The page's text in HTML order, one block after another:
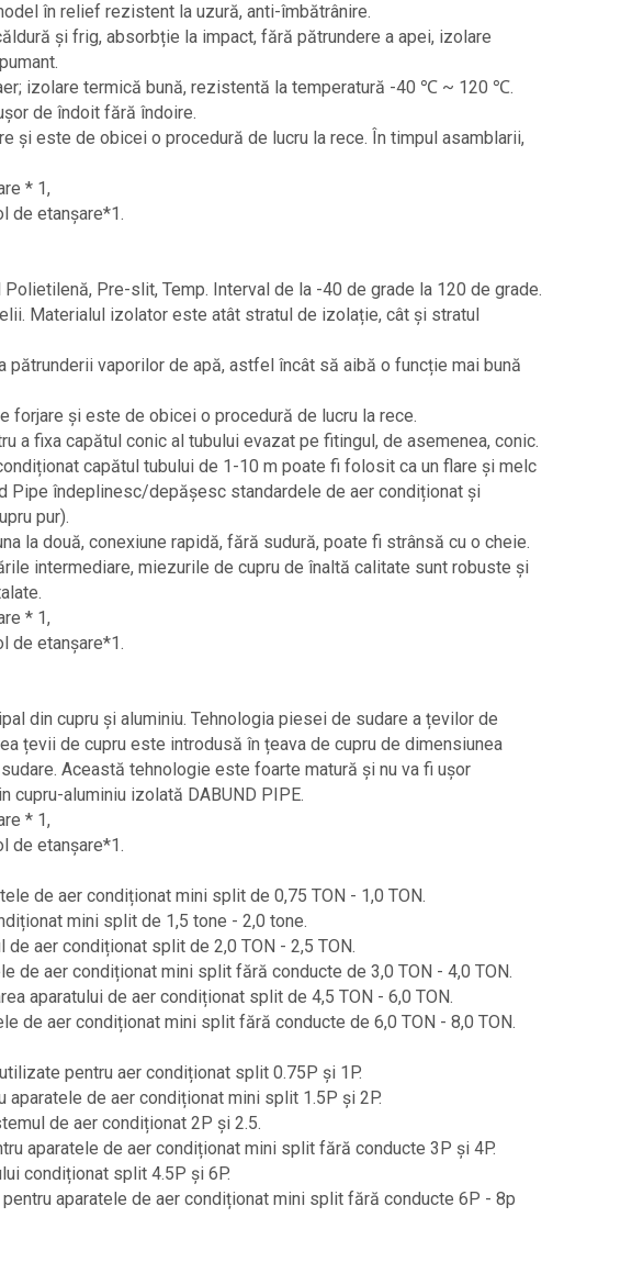
în relief rezistent la uzură, anti-îmbătrânire.
și frig, absorbție la impact, fără pătrundere a apei, izolare
izolare termică bună, rezistentă la temperatură -40 ℃ ~ 120 ℃.
de îndoit fără îndoire.
și este de obicei o procedură de lucru la rece. În timpul asamblarii,
* 1,
de etanșare*1.
Pre-slit, Temp. Interval de la -40 de grade la 120 de grade.
Materialul izolator este atât stratul de izolație, cât și stratul
vaporilor de apă, astfel încât să aibă o funcție mai bună
forjare și este de obicei o procedură de lucru la rece.
a fixa capătul conic al tubului evazat pe fitingul, de asemenea, conic.
capătul tubului de 1-10 m poate fi folosit ca un flare și melc
Pipe îndeplinesc/depășesc standardele de aer condiționat și
pur).
la două, conexiune rapidă, fără sudură, poate fi strânsă cu o cheie.
intermediare, miezurile de cupru de înaltă calitate sunt robuste și
* 1,
de etanșare*1.
din cupru și aluminiu. Tehnologia piesei de sudare a țevilor de
țevii de cupru este introdusă în țeava de cupru de dimensiunea
Această tehnologie este foarte matură și nu va fi ușor
cupru-aluminiu izolată DABUND PIPE.
* 1,
de etanșare*1.
de aer condiționat mini split de 0,75 TON - 1,0 TON.
mini split de 1,5 tone - 2,0 tone.
aer condiționat split de 2,0 TON - 2,5 TON.
de aer condiționat mini split fără conducte de 3,0 TON - 4,0 TON.
aparatului de aer condiționat split de 4,5 TON - 6,0 TON.
de aer condiționat mini split fără conducte de 6,0 TON - 8,0 TON.
pentru aer condiționat split 0.75P și 1P.
de aer condiționat mini split 1.5P și 2P.
de aer condiționat 2P și 2.5.
aparatele de aer condiționat mini split fără conducte 3P și 4P.
condiționat split 4.5P și 6P.
aparatele de aer condiționat mini split fără conducte 6P - 8p